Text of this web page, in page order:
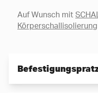
Auf Wunsch mit
Körperschallisolierung